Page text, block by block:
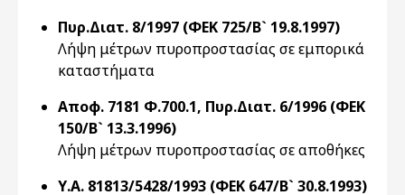
Πυρ.Διατ. 8/1997 (ΦΕΚ 725/Β` 19.8.1997)
Λήψη μέτρων πυροπροστασίας σε εμπορικά
καταστήματα
Αποφ. 7181 Φ.700.1, Πυρ.Διατ. 6/1996 (ΦΕΚ
150/Β` 13.3.1996)
Λήψη μέτρων πυροπροστασίας σε αποθήκες
Υ.Α. 81813/5428/1993 (ΦΕΚ 647/Β` 30.8.1993)